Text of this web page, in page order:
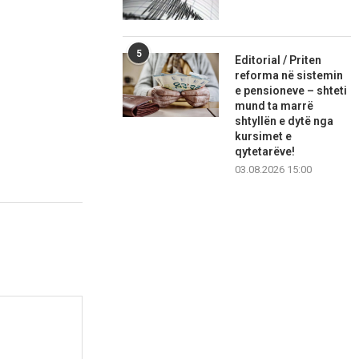
5
Editorial / Priten
reforma në sistemin
e pensioneve – shteti
mund ta marrë
shtyllën e dytë nga
kursimet e
qytetarëve!
03.08.2026 15:00